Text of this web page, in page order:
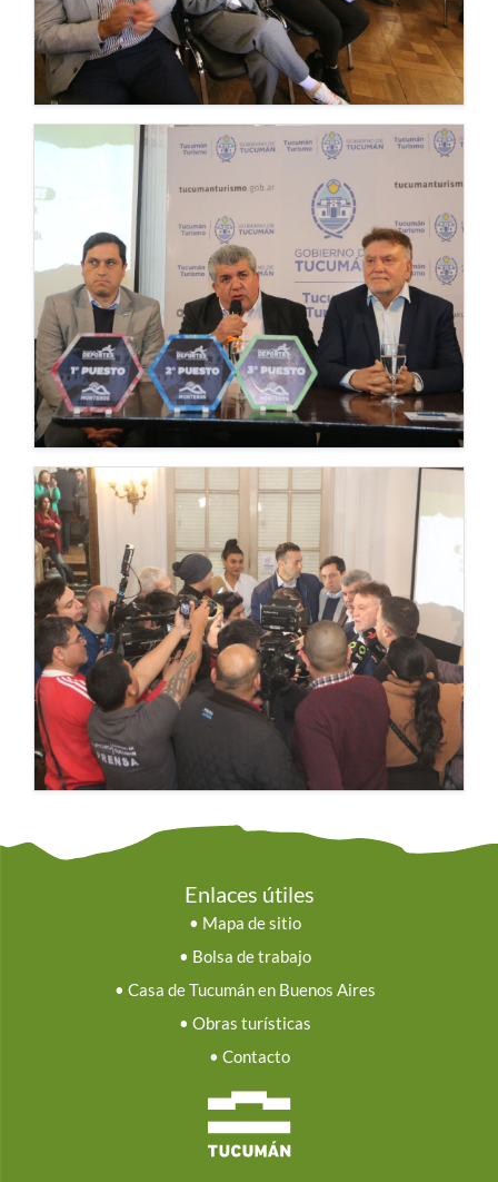
Enlaces útiles
• Mapa de sitio
• Bolsa de trabajo
• Casa de Tucumán en Buenos Aires
• Obras turísticas
• Contacto